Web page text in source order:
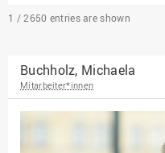
eLearning Competence
EU-Büro
Fakultät
Agrarwissenschaften und
Landschaftsarchitektur
1 / 2650 entries are shown
Buchholz, Michaela
Mitarbeiter*innen